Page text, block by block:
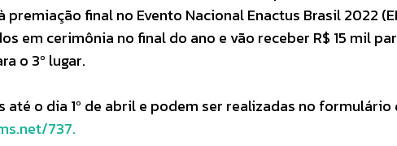
final no Evento Nacional Enactus Brasil 2022
em cerimônia no final do ano e vão receber R$ 15 mil
o 3º lugar.
o dia 1º de abril e podem ser realizadas no
737.